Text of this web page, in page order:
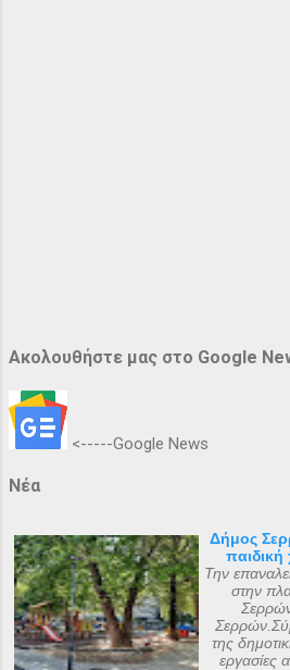
Ακολουθήστε μας στο Google
<-----Google News
Νέα
Δήμος
παιδική
Την
στην
της
εργασίες